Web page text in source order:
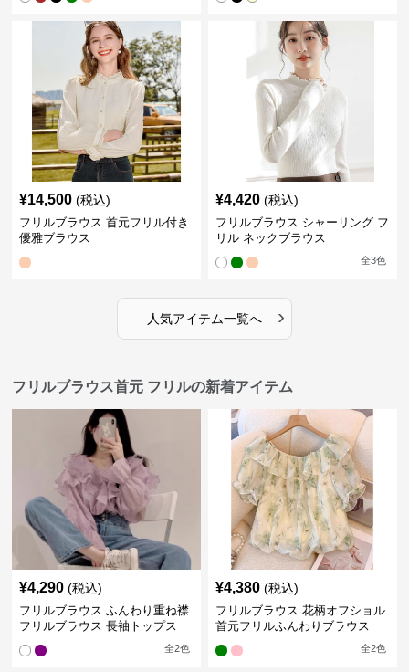
¥14,500 (税込)
フリルブラウス 首元フリル付き
優雅ブラウス
¥4,420 (税込)
フリルブラウス シャーリング フ
リル ネックブラウス
全3色
人気アイテム一覧へ ›
フリルブラウス首元 フリルの新着アイテム
¥4,290 (税込)
フリルブラウス ふんわり重ね襟
フリルブラウス 長袖トップス
全2色
¥4,380 (税込)
フリルブラウス 花柄オフショル
首元フリルふんわりブラウス
全2色